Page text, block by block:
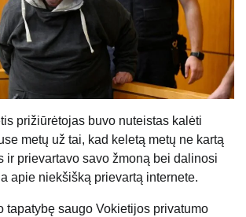
prižiūrėtojas buvo nuteistas kalėti
metų už tai, kad keletą metų ne kartą
ir prievartavo savo žmoną bei dalinosi
apie niekšišką prievartą internete.
tapatybę saugo Vokietijos privatumo